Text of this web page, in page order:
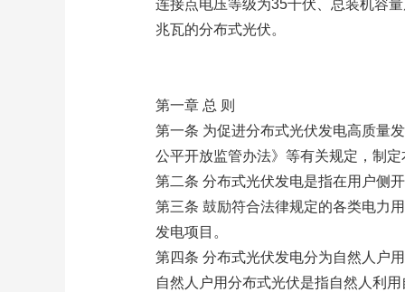
连接点电压等级为35千伏、总装机容
兆瓦的分布式光伏。
第一章 总 则
第一条 为促进分布式光伏发电高质量
公平开放监管办法》等有关规定，制定
第二条 分布式光伏发电是指在用户侧
第三条 鼓励符合法律规定的各类电力
发电项目。
第四条 分布式光伏发电分为自然人户
自然人户用分布式光伏是指自然人利